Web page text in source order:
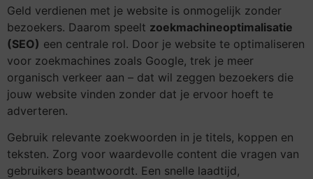
Geld verdienen met je website is onmogelijk zonder
bezoekers. Daarom speelt zoekmachineoptimalisatie
(SEO) een centrale rol. Door je website te optimaliseren
voor zoekmachines zoals Google, trek je meer
organisch verkeer aan – dat wil zeggen bezoekers die
jouw website vinden zonder dat je ervoor hoeft te
adverteren.
Gebruik relevante zoekwoorden in je titels, koppen en
teksten. Zorg voor waardevolle content die vragen van
gebruikers beantwoordt. Een snelle laadtijd,